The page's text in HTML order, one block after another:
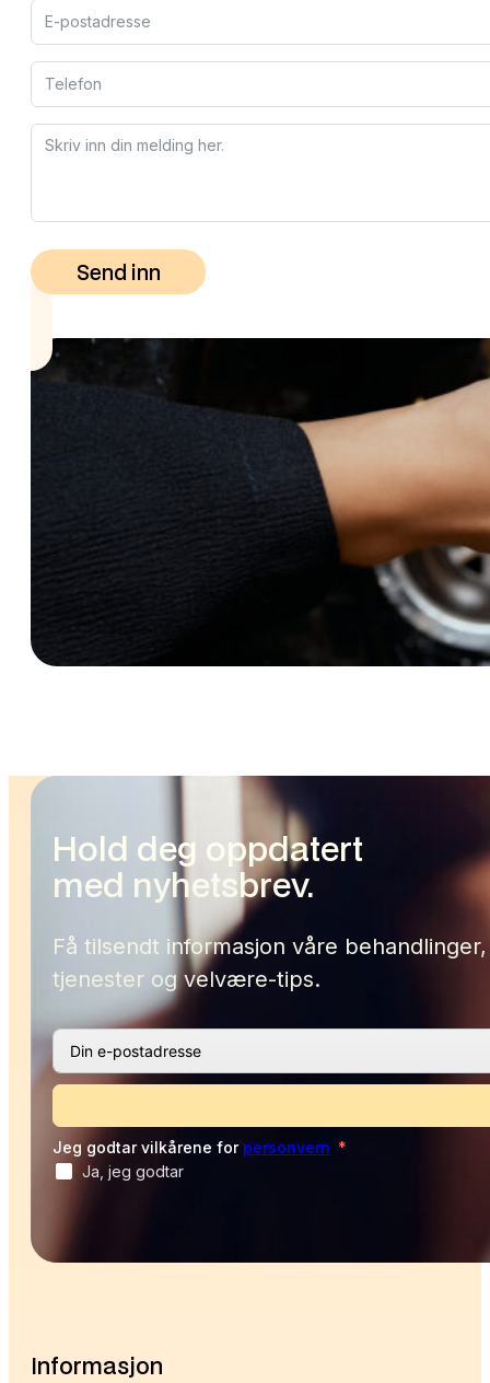
Send inn
Hold deg oppdatert
med nyhetsbrev.
Få tilsendt informasjon våre behandlinger,
tjenester og velvære-tips.
Jeg godtar vilkårene for personvern
Ja, jeg godtar
Informasjon